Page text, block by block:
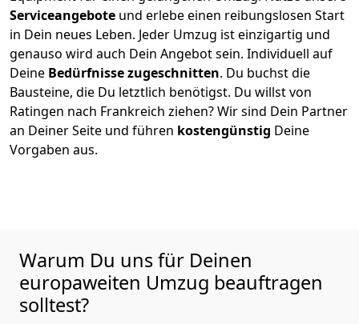
Serviceangebote und erlebe einen reibungslosen Start
in Dein neues Leben. Jeder Umzug ist einzigartig und
genauso wird auch Dein Angebot sein. Individuell auf
Deine Bedürfnisse zugeschnitten. Du buchst die
Bausteine, die Du letztlich benötigst. Du willst von
Ratingen nach Frankreich ziehen? Wir sind Dein Partner
an Deiner Seite und führen kostengünstig Deine
Vorgaben aus.
Warum Du uns für Deinen
europaweiten Umzug beauftragen
solltest?